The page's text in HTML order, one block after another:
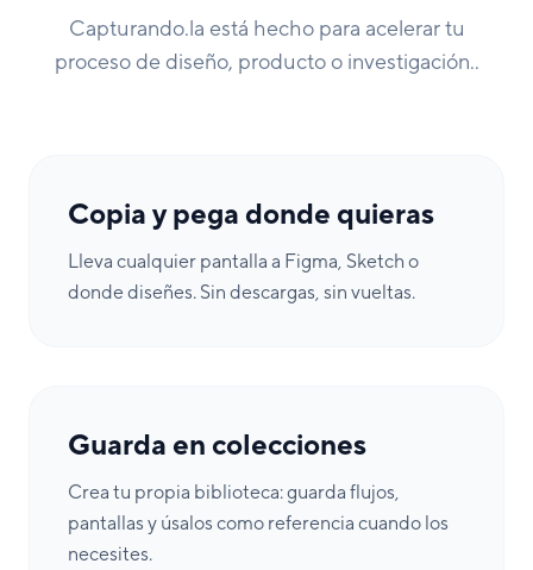
Capturando.la está hecho para acelerar tu
proceso de diseño, producto o investigación..
Copia y pega donde quieras
Lleva cualquier pantalla a Figma, Sketch o
donde diseñes. Sin descargas, sin vueltas.
Guarda en colecciones
Crea tu propia biblioteca: guarda flujos,
pantallas y úsalos como referencia cuando los
necesites.